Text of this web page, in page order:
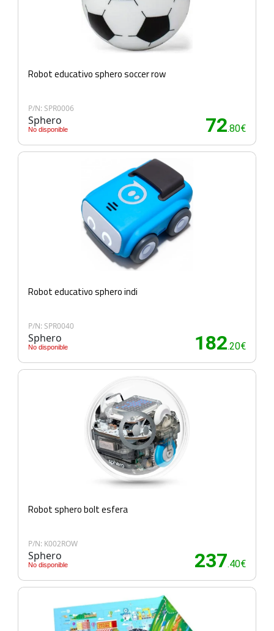
Robot educativo sphero soccer row
P/N: SPR0006
Sphero
No disponible 72.80€
Robot educativo sphero indi
P/N: SPR0040
Sphero
No disponible 182.20€
Robot sphero bolt esfera
P/N: K002ROW
Sphero
No disponible 237.40€